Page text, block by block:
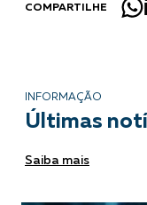
COMPARTILHE
INFORMAÇÃO
Últimas
Saiba mais